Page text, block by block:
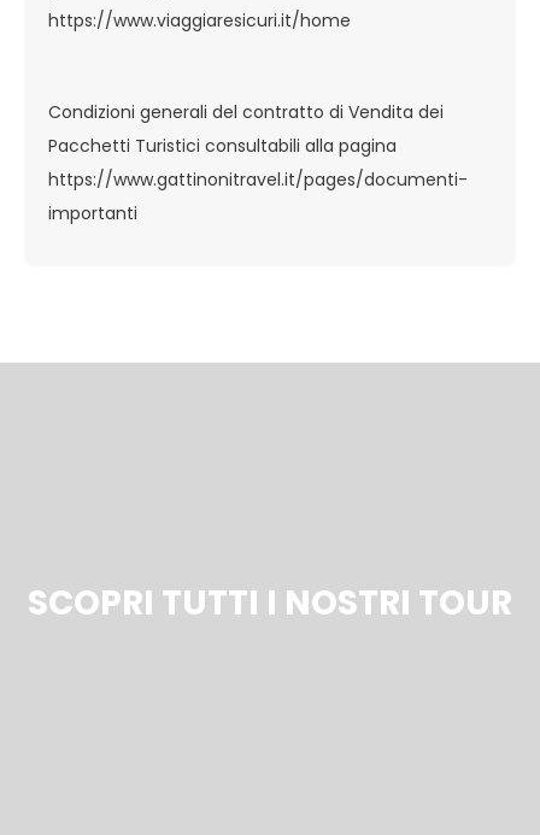
https://www.viaggiaresicuri.it/home
Condizioni generali del contratto di Vendita dei
Pacchetti Turistici consultabili alla pagina
https://www.gattinonitravel.it/pages/documenti-
importanti
SCOPRI TUTTI I NOSTRI TOUR